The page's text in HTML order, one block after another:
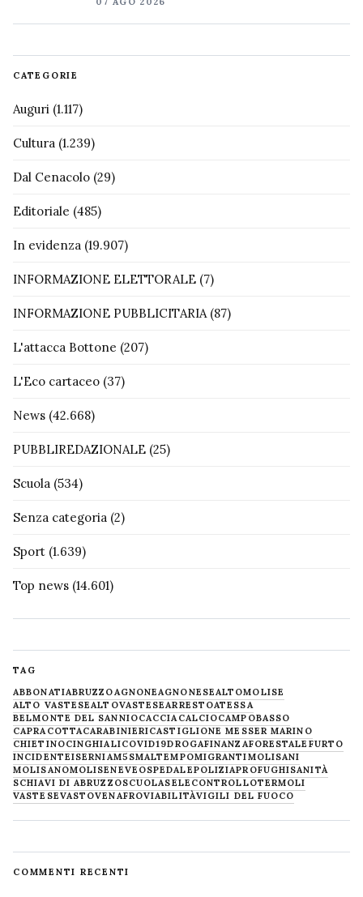
CATEGORIE
Auguri (1.117)
Cultura (1.239)
Dal Cenacolo (29)
Editoriale (485)
In evidenza (19.907)
INFORMAZIONE ELETTORALE (7)
INFORMAZIONE PUBBLICITARIA(87)
L'attacca Bottone (207)
L'Eco cartaceo (37)
News (42.668)
PUBBLIREDAZIONALE (25)
Scuola (534)
Senza categoria (2)
Sport (1.639)
Top news (14.601)
TAG
ABBONATIABRUZZOAGNONEAGNONESEALTOMOLISE
ALTO VASTESEALTOVASTESEARRESTOATESSA
BELMONTE DEL SANNIOCACCIACALCIOCAMPOBASSO
CAPRACOTTACARABINIERICASTIGLIONE MESSER MARINO
CHIETINOCINGHIALICOVID19DROGAFINANZAFORESTALE FURTO
INCIDENTEISERNIAM5SMALTEMPOMIGRANTIMOLISANI
MOLISANOMOLISENEVE OSPEDALEPOLIZIAPROFUGHISANITÀ
SCHIAVI DI ABRUZZOSCUOLASELECONTROLLOTERMOLI
VASTESEVASTOVENAFROVIABILITÀVIGILI DEL FUOCO
COMMENTI RECENTI